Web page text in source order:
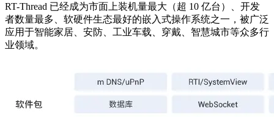
RT-Thread 已经成为市面上装机量最大（超 10 亿台）、开发
者数量最多、软硬件生态最好的嵌入式操作系统之一，被广泛
应用于智能家居、安防、工业车载、穿戴、智慧城市等众多行
业领域。